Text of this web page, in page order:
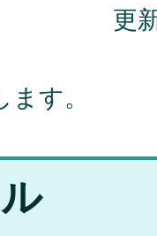
更
す。